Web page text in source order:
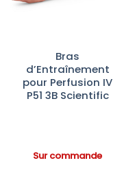
Bras
d’Entraînement
pour Perfusion IV
P51 3B Scientific
Sur commande